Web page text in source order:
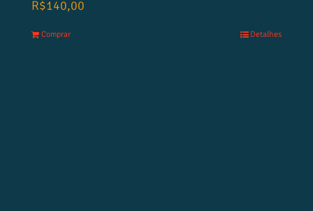
R$140,00
Comprar Detalhes